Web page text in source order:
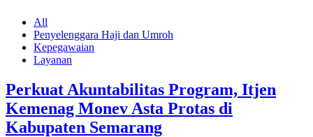
All
Penyelenggara Haji dan Umroh
Kepegawaian
Layanan
Perkuat Akuntabilitas Program, Itjen
Kemenag Monev Asta Protas di
Kabupaten Semarang